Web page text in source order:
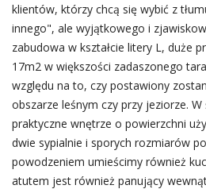
klientów, którzy chcą się wybić z
innego", ale wyjątkowego i
zabudowa w kształcie litery L, duże
17m2 w większości zadaszonego
względu na to, czy postawiony
obszarze leśnym czy przy jeziorze.
praktyczne wnętrze o powierzchni
dwie sypialnie i sporych rozmiarów
powodzeniem umieścimy również
atutem jest również panujący